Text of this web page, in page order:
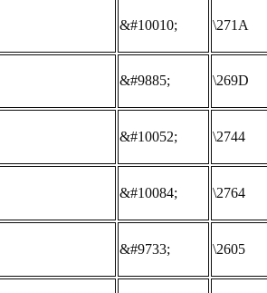
&#10010; \271A
&#9885; \269D
&#10052; \2744
&#10084; \2764
&#9733; \2605